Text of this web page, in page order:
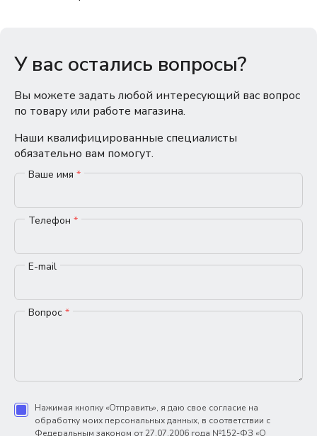
У вас остались вопросы?
Вы можете задать любой интересующий вас вопрос
по товару или работе магазина.
Наши квалифицированные специалисты
обязательно вам помогут.
Ваше имя *
Телефон *
E-mail
Вопрос *
Нажимая кнопку «Отправить», я даю свое согласие на
обработку моих персональных данных, в соответствии с
Федеральным законом от 27.07.2006 года №152-ФЗ «О